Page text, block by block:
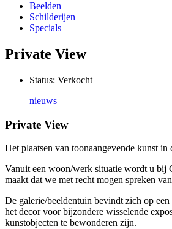
Beelden
Schilderijen
Specials
Private View
Status: Verkocht
nieuws
Private View
Het plaatsen van toonaangevende kunst
Vanuit een woon/werk situatie wordt u bij
maakt dat we met recht mogen spreken
De galerie/beeldentuin bevindt zich op
het decor voor bijzondere wisselende
kunstobjecten te bewonderen zijn.